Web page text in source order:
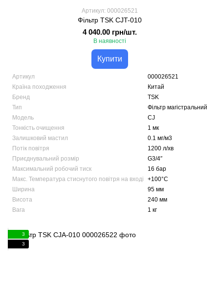
Артикул: 000026521
Фільтр TSK CJT-010
4 040.00 грн/шт.
В наявності
Купити
Артикул
000026521
Країна походження
Китай
Бренд
TSK
Тип
Фільтр магістральний
Модель
CJ
Тонкість очищення
1 мк
Залишковий мастил
0.1 мг/м3
Потік повітря
1200 л/хв
Приєднувальний розмір
G3/4″
Максимальний робочий тиск
16 бар
Макс. Температура стиснутого повітря на вході
+100°C
Ширина
95 мм
Висота
240 мм
Вага
1 кг
3
3